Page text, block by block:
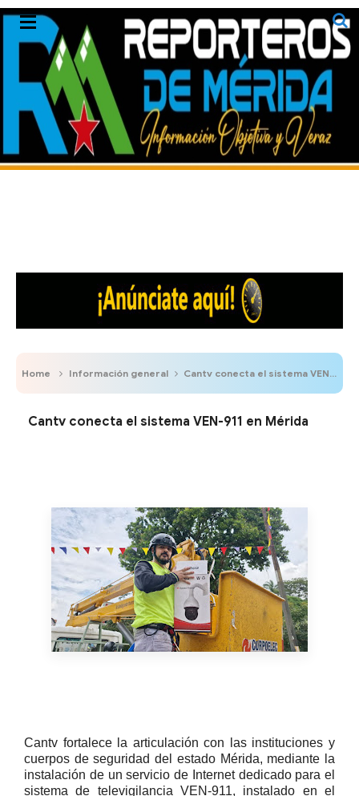
Home Información general Cantv conecta el sistema VEN-911 en Mérida
Cantv conecta el sistema VEN-911 en Mérida
Cantv fortalece la articulación con las instituciones y
cuerpos de seguridad del estado Mérida, mediante la
instalación de un servicio de Internet dedicado para el
sistema de televigilancia VEN-911, instalado en el